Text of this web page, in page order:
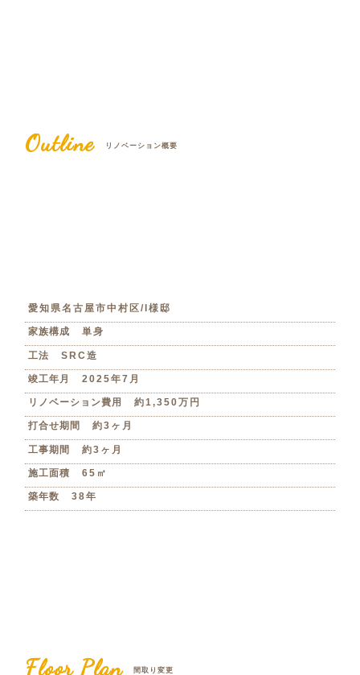
Outline リノベーション概要
愛知県名古屋市中村区/I様邸
家族構成 単身
工法 SRC造
竣工年月 2025年7月
リノベーション費用 約1,350万円
打合せ期間 約3ヶ月
工事期間 約3ヶ月
施工面積 65㎡
築年数 38年
Floor Plan 間取り変更